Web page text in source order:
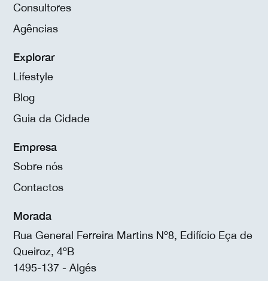
Consultores
Agências
Explorar
Lifestyle
Blog
Guia da Cidade
Empresa
Sobre nós
Contactos
Morada
Rua General Ferreira Martins Nº8, Edifício Eça de
Queiroz, 4ºB
1495-137 - Algés